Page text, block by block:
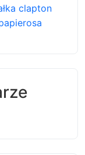
clapton